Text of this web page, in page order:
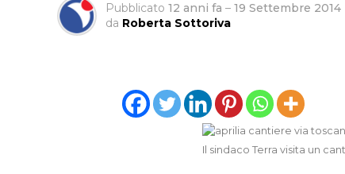
Pubblicato 12 anni fa – 19 Settembre 2014
da Roberta Sottoriva
Il sindaco Terra visita un